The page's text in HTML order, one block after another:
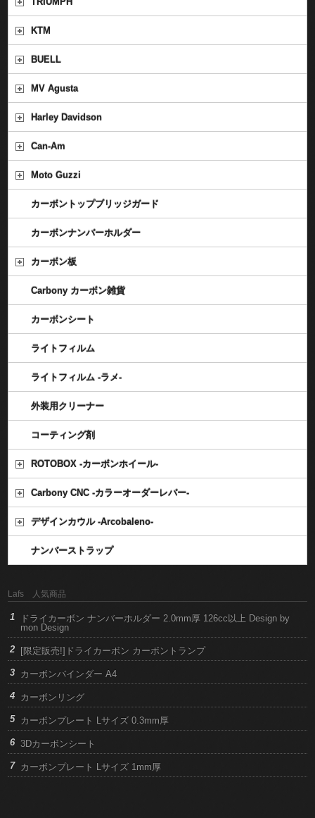
KTM
BUELL
MV Agusta
Harley Davidson
Can-Am
Moto Guzzi
カーボントップブリッジガード
カーボンナンバーホルダー
カーボン板
Carbony カーボン雑貨
カーボンシート
ライトフィルム
ライトフィルム -ラメ-
外装用クリーナー
コーティング剤
ROTOBOX -カーボンホイール-
Carbony CNC -カラーオーダーレバー-
デザインカウル -Arcobaleno-
ナンバーストラップ
Lafs 人気商品
ドライカーボン ナンバーホルダー 2.0mm厚 126cc以上 Design by
mon Design
[限定販売!]ドライカーボン カーボントランプ
カーボンバインダー A4
カーボンリング
カーボンプレート Lサイズ 0.3mm厚
3Dカーボンシート
カーボンプレート Lサイズ 1mm厚